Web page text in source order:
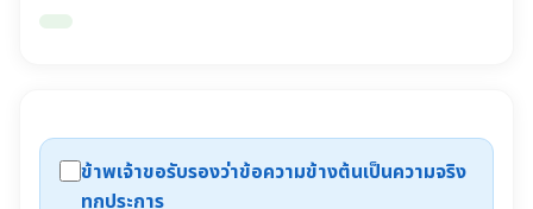
ข้าพเจ้าขอรับรองว่าข้อความข้างต้นเป็นความจริง
ทุกประการ